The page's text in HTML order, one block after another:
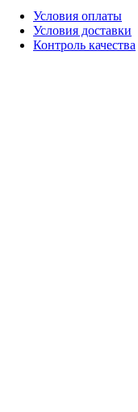
Условия оплаты
Условия доставки
Контроль качества